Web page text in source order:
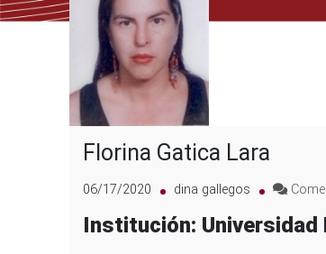
Florina Gatica Lara
06/17/2020 dina gallegos
Institución: Universidad